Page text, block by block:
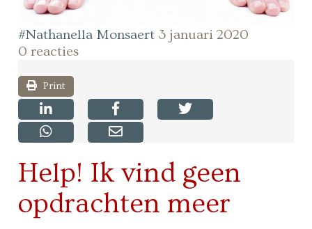
#Nathanella Monsaert 3 januari 2020
0 reacties
Print
Help! Ik vind geen
opdrachten meer